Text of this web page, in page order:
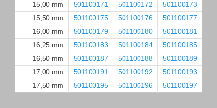
15,00 mm
501100171 501100172 501100173
15,50 mm
501100175 501100176 501100177
16,00 mm
501100179 501100180 501100181
16,25 mm
501100183 501100184 501100185
16,50 mm
501100187 501100188 501100189
17,00 mm
501100191 501100192 501100193
17,50 mm
501100195 501100196 501100197